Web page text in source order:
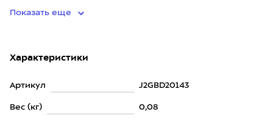
Показать еще
Характеристики
Артикул J2GBD20143
Вес (кг) 0,08